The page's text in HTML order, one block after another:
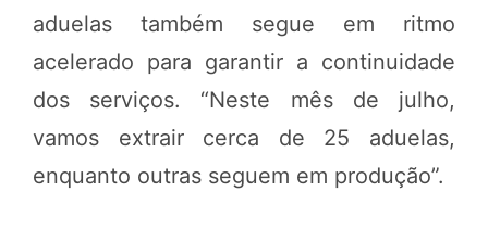
aduelas também segue em ritmo
acelerado para garantir a continuidade
dos serviços. “Neste mês de julho,
vamos extrair cerca de 25 aduelas,
enquanto outras seguem em produção”.